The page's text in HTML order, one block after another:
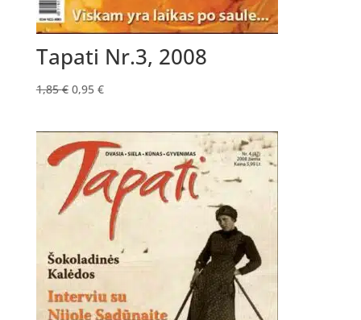
Tapati Nr.3, 2008
1,85€ Original
1,85 €.
0,95 €Current
0,95 €.